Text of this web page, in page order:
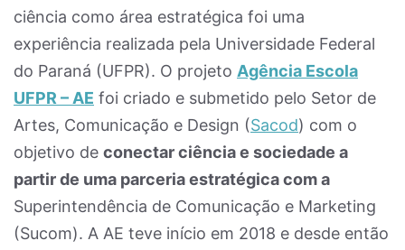
ciência como área estratégica foi uma
experiência realizada pela Universidade Federal
do Paraná (UFPR). O projeto Agência Escola
UFPR – AE foi criado e submetido pelo Setor de
Artes, Comunicação e Design (Sacod) com o
objetivo de conectar ciência e sociedade a
partir de uma parceria estratégica com a
Superintendência de Comunicação e Marketing
(Sucom). A AE teve início em 2018 e desde então